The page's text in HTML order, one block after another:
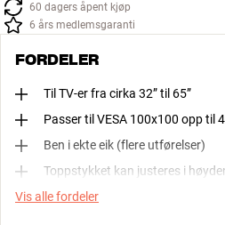
60 dagers åpent kjøp
6 års medlemsgaranti
FORDELER
Til TV-er fra cirka 32” til 65”
Passer til VESA 100x100 opp til
Ben i ekte eik (flere utførelser)
Toppstykket kan justeres i
Vis alle fordeler